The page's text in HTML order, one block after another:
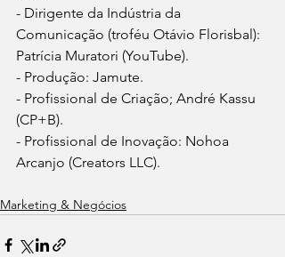
- Dirigente da Indústria da
Comunicação (troféu Otávio Florisbal):
Patrícia Muratori (YouTube).
- Produção: Jamute.
- Profissional de Criação; André Kassu
(CP+B).
- Profissional de Inovação: Nohoa
Arcanjo (Creators LLC).
Marketing & Negócios